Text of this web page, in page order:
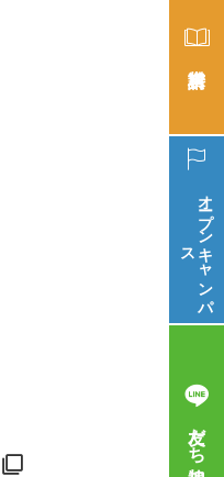
オープン
キ
ャ
ン
パ
ス
友だち追加